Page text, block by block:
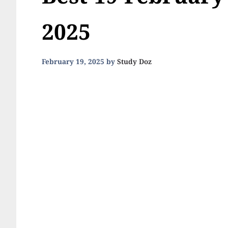
2025
February 19, 2025 byStudy Doz